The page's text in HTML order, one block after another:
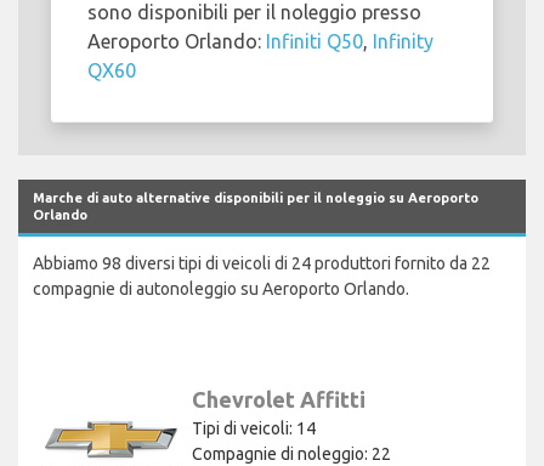
sono disponibili per il noleggio presso
Aeroporto Orlando: Infiniti Q50, Infinity
QX60
Marche di auto alternative disponibili per il noleggio su Aeroporto
Orlando
Abbiamo 98 diversi tipi di veicoli di 24 produttori fornito da 22
compagnie di autonoleggio su Aeroporto Orlando.
Chevrolet Affitti
Tipi di veicoli: 14
Compagnie di noleggio: 22